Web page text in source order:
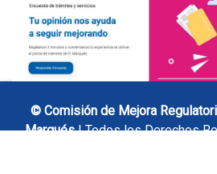
© Comisión de Mejora
Marqués| Todos los Derechos